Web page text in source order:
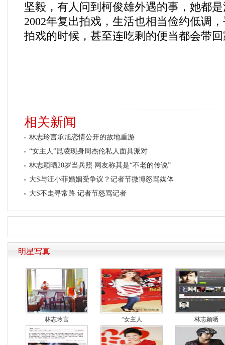
坚毅，有人问到柯俊雄外遇的事，她都
2002年复出拍戏，生活也相当俭约低调
拍戏的时候，甚至连吃剩的便当都会带
相关新闻
林志玲言承旭恋情公开的故地重游
“女主人”昆凌现身周杰伦私人面具派对
林志颖晒20岁当兵照 网友称其是“不老的传说”
大S与汪小菲婚姻受争议？记者节微博怒骂媒体
大S不走寻常路 记者节怒骂记者
明星写真
林志玲言 “女主人 林志颖晒